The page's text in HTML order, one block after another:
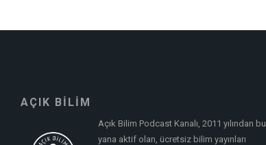
AÇIK BİLİM
Açık Bilim Podcast Kanalı, 2011 yılından bu
yana aktif olan, ücretsiz bilim yayınları